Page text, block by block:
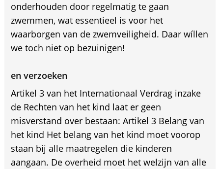
onderhouden door regelmatig te gaan
zwemmen, wat essentieel is voor het
waarborgen van de zwemveiligheid. Daar wíllen
we toch niet op bezuinigen!
en verzoeken
Artikel 3 van het Internationaal Verdrag inzake
de Rechten van het kind laat er geen
misverstand over bestaan: Artikel 3 Belang van
het kind Het belang van het kind moet voorop
staan bij alle maatregelen die kinderen
aangaan. De overheid moet het welzijn van alle